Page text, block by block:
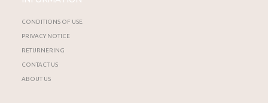
CONDITIONS OF USE
PRIVACY NOTICE
RETURNERING
CONTACT US
ABOUT US